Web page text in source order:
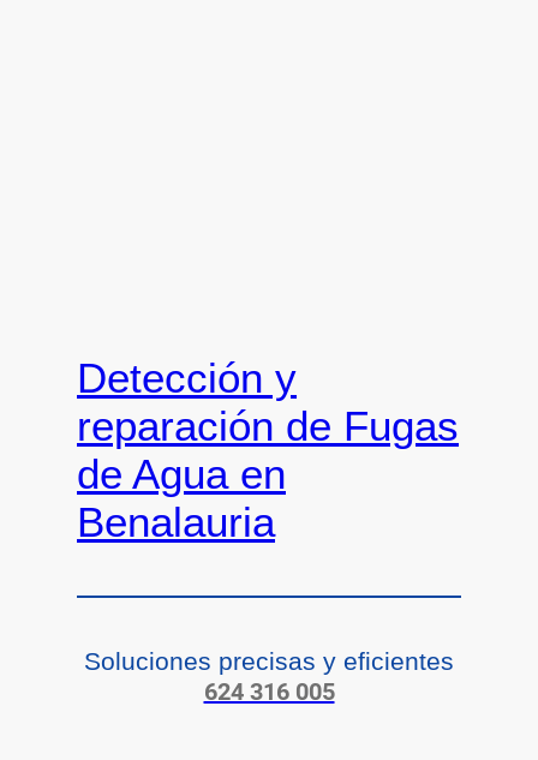
Detección y
reparación de Fugas
de Agua en
Benalauria
Soluciones precisas y eficientes
624 316 005